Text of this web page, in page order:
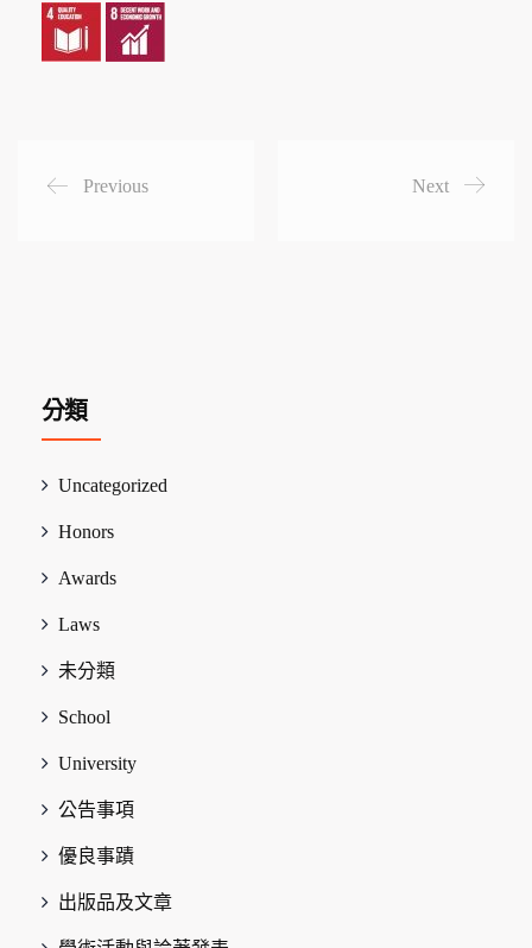
Previous Next
分類
Uncategorized
Honors
Awards
Laws
未分類
School
University
公告事項
優良事蹟
出版品及文章